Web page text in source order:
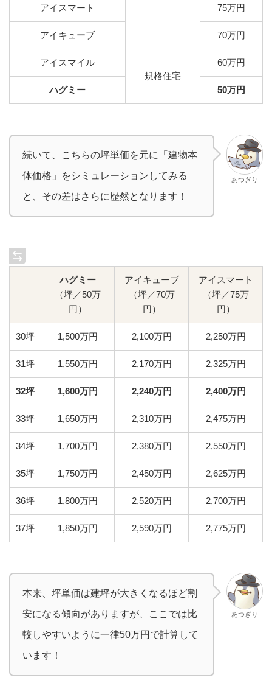
アイスマート 75万円
アイキューブ 70万円
アイスマイル
規格住宅
60万円
ハグミー 50万円
続いて、こちらの坪単価を元に「建物本
体価格」をシミュレーションしてみる
と、その差はさらに歴然となります！
あつぎり
ハグミー
（坪／50万
円）
アイキューブ
（坪／70万
円）
アイスマート
（坪／75万
円）
30坪 1,500万円 2,100万円 2,250万円
31坪 1,550万円 2,170万円 2,325万円
32坪 1,600万円 2,240万円 2,400万円
33坪 1,650万円 2,310万円 2,475万円
34坪 1,700万円 2,380万円 2,550万円
35坪 1,750万円 2,450万円 2,625万円
36坪 1,800万円 2,520万円 2,700万円
37坪 1,850万円 2,590万円 2,775万円
本来、坪単価は建坪が大きくなるほど割
安になる傾向がありますが、ここでは比
較しやすいように一律50万円で計算して
います！
あつぎり